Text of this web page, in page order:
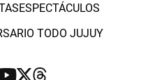
ESPECTÁCULOS
TODO JUJUY